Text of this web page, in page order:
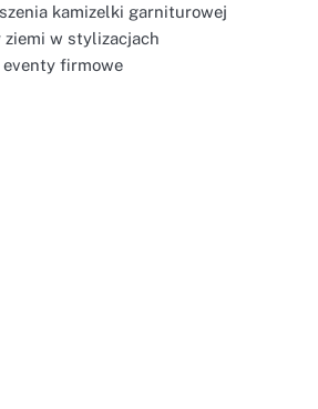
kamizelki garniturowej
ziemi w stylizacjach
firmowe